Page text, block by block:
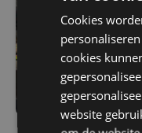
Cookies
cookies
website